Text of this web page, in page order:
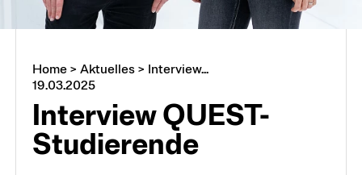
Home> Aktuelles> Interview...
19.03.2025
Interview QUEST-
Studierende